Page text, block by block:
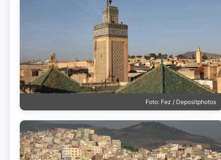
Foto: Fez / Depositphotos